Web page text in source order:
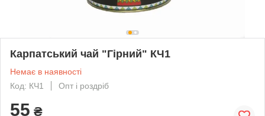
Карпатський чай "Гірний" КЧ1
Немає в наявності
Код: КЧ1
Опт і роздріб
55 ₴